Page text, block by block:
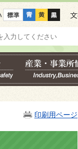
色合い
印刷用ページ